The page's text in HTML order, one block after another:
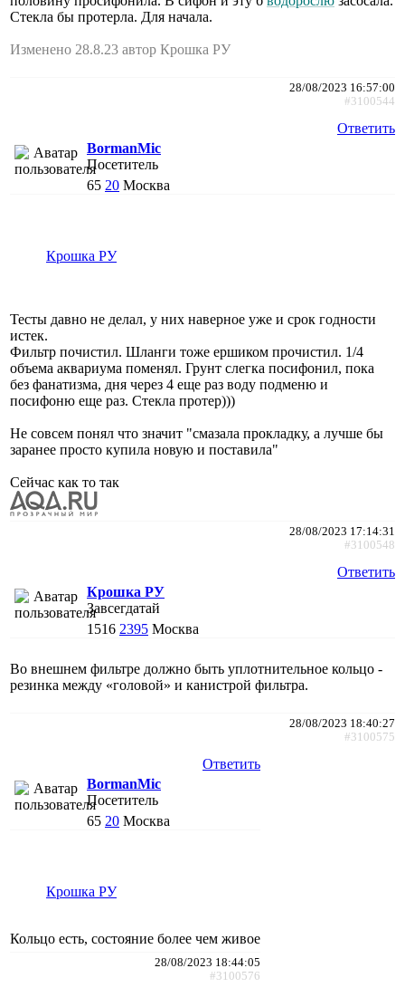
Стекла бы протерла. Для начала.
Изменено 28.8.23 автор Крошка РУ
28/08/2023 16:57:00
#3100544
Ответить
BormanMic
Посетитель
65 20 Москва
Крошка РУ
Тесты давно не делал, у них наверное уже и срок годности
истек.
Фильтр почистил. Шланги тоже ершиком прочистил. 1/4
объема аквариума поменял. Грунт слегка посифонил, пока
без фанатизма, дня через 4 еще раз воду подменю и
посифоню еще раз. Стекла протер)))
Не совсем понял что значит "смазала прокладку, а лучше бы
заранее просто купила новую и поставила"
Сейчас как то так
28/08/2023 17:14:31
#3100548
Ответить
Крошка РУ
Завсегдатай
1516 2395 Москва
Во внешнем фильтре должно быть уплотнительное кольцо -
резинка между «головой» и канистрой фильтра.
28/08/2023 18:40:27
#3100575
Ответить
BormanMic
Посетитель
65 20 Москва
Крошка РУ
Кольцо есть, состояние более чем живое
28/08/2023 18:44:05
#3100576